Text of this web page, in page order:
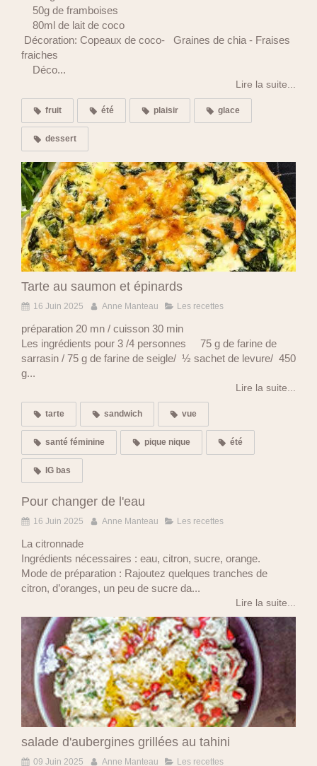
50g de framboises
80ml de lait de coco
Décoration: Copeaux de coco- Graines de chia - Fraises
fraiches
Déco...
Lire la suite...
fruit été plaisir glace
dessert
Tarte au saumon et épinards
16 Juin 2025 Anne Manteau Les recettes
préparation 20 mn / cuisson 30 min
Les ingrédients pour 3 /4 personnes 75 g de farine de
sarrasin / 75 g de farine de seigle/ ½ sachet de levure/ 450
g...
Lire la suite...
tarte sandwich vue
santé féminine pique nique été
IG bas
Pour changer de l'eau
16 Juin 2025 Anne Manteau Les recettes
La citronnade
Ingrédients nécessaires : eau, citron, sucre, orange.
Mode de préparation : Rajoutez quelques tranches de
citron, d’oranges, un peu de sucre da...
Lire la suite...
salade d'aubergines grillées au tahini
09 Juin 2025 Anne Manteau Les recettes